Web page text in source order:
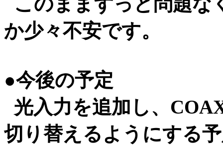
か少々不安です。
●今後の予定
光入力を追加し、
切り替えるようにする